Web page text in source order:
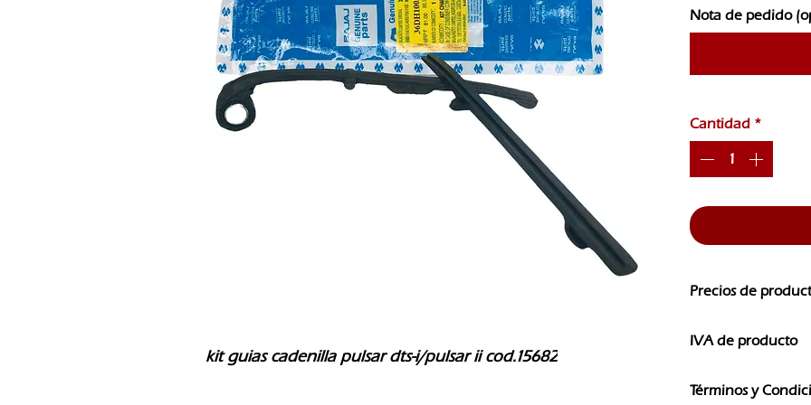
kit guias cadenilla pulsar dts-i/pulsar ii cod.15682
Nota de pedido
Cantidad *
Precios de
CAMBIOS SIN
IVA de producto
IVA
Términos y